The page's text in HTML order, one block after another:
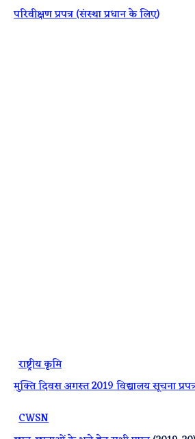
परिवीक्षण प्रपत्र (संस्था प्रधान के लिए)
राष्ट्रीय कृमि
मुक्ति दिवस अगस्त 2019 विद्यालय सूचना
CWSN